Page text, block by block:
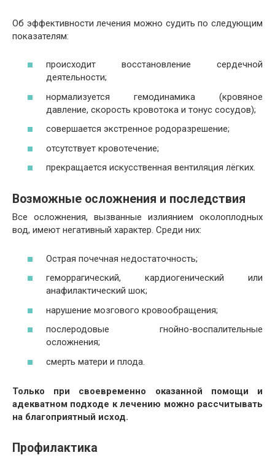
Об эффективности лечения можно судить по следующим
показателям:
происходит восстановление сердечной
деятельности;
нормализуется гемодинамика (кровяное
давление, скорость кровотока и тонус сосудов);
совершается экстренное родоразрешение;
отсутствует кровотечение;
прекращается искусственная вентиляция лёгких.
Возможные осложнения и последствия
Все осложнения, вызванные излиянием околоплодных
вод, имеют негативный характер. Среди них:
Острая почечная недостаточность;
геморрагический, кардиогенический или
анафилактический шок;
нарушение мозгового кровообращения;
послеродовые гнойно-воспалительные
осложнения;
смерть матери и плода.
Только при своевременно оказанной помощи и
адекватном подходе к лечению можно рассчитывать
на благоприятный исход.
Профилактика